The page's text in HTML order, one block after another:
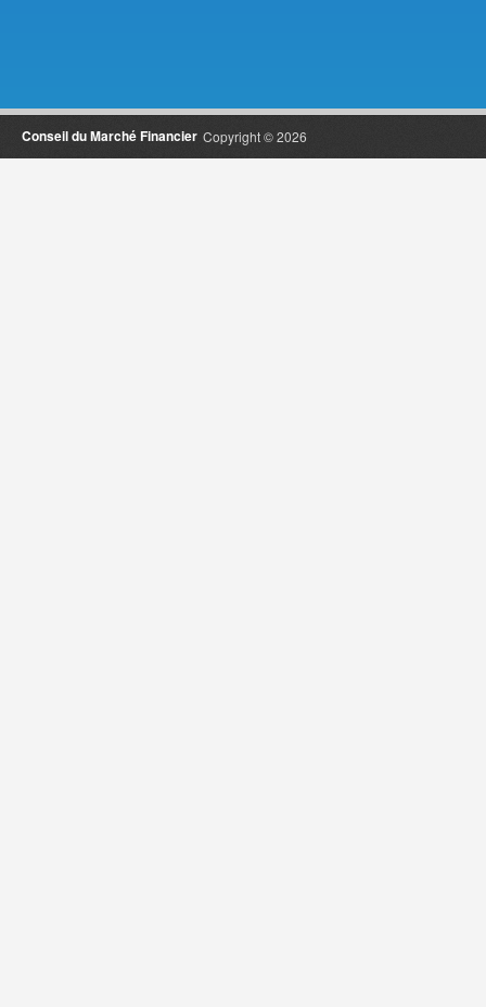
Copyright © 2026
Conseil du Marché Financier